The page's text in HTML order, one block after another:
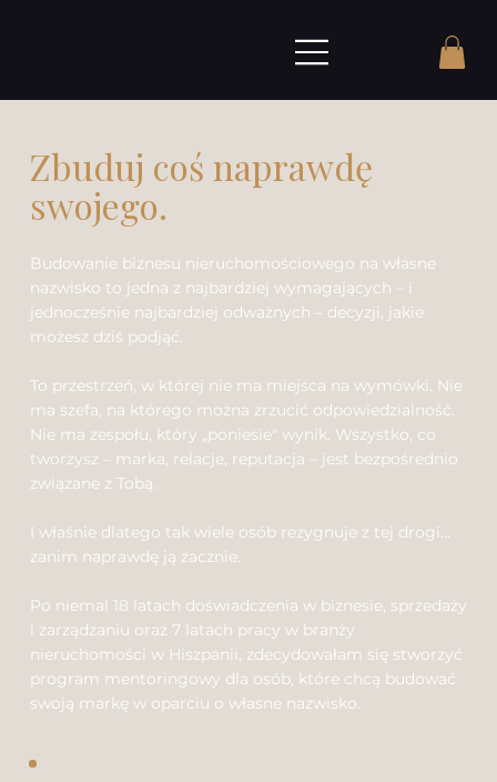
Zbuduj coś naprawdę
swojego.
Budowanie biznesu nieruchomościowego na własne
nazwisko to jedna z najbardziej wymagających – i
jednocześnie najbardziej odważnych – decyzji, jakie
możesz dziś podjąć.
To przestrzeń, w której nie ma miejsca na wymówki. Nie
ma szefa, na którego można zrzucić odpowiedzialność.
Nie ma zespołu, który „poniesie" wynik. Wszystko, co
tworzysz – marka, relacje, reputacja – jest bezpośrednio
związane z Tobą.
I właśnie dlatego tak wiele osób rezygnuje z tej drogi…
zanim naprawdę ją zacznie.
Po niemal 18 latach doświadczenia w biznesie, sprzedaży
i zarządzaniu oraz 7 latach pracy w branży
nieruchomości w Hiszpanii, zdecydowałam się stworzyć
program mentoringowy dla osób, które chcą budować
swoją markę w oparciu o własne nazwisko.